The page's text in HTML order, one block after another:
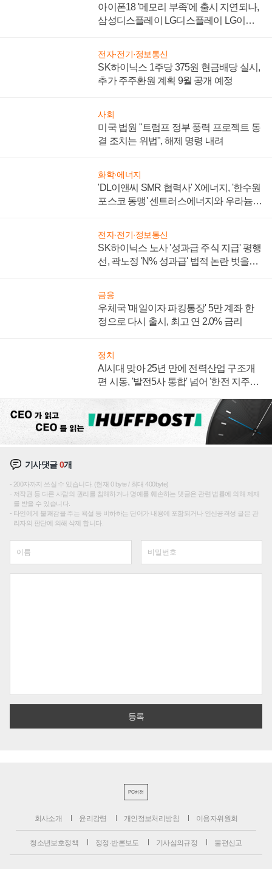
아이폰18 '메모리 부족'에 출시 지연되나,
삼성디스플레이 LG디스플레이 LG이노
전자·전기·정보통신
SK하이닉스 1주당 375원 현금배당 실시,
추가 주주환원 계획 9월 공개 예정
사회
미국 법원 "트럼프 정부 풍력 프로젝트 동
결 조치는 위법", 해제 명령 내려
화학·에너지
'DL이앤씨 SMR 협력사' X에너지, '한수원
포스코 동맹' 센트러스에너지와 우라늄
전자·전기·정보통신
SK하이닉스 노사 '성과급 주식 지급' 평행
선, 곽노정 'N% 성과급' 법적 논란 벗을지
금융
우체국 '매일이자 파킹통장' 5만 계좌 한
정으로 다시 출시, 최고 연 2.0% 금리
정치
AI시대 맞아 25년 만에 전력산업 구조개
편 시동, '발전5사 통합' 넘어 '한전 지주사'
기사댓글0개
200자까지 쓰실 수 있습니다. (현재 0 byte / 최대 400byte)
저작권 등 다른 사람의 권리를 침해하거나 명예를 훼손하는 댓글은 관련 법률에 의해 제재
를 받을 수 있습니다.
타인에게 불쾌감을 주는 욕설 등 비하하는 단어가 내용에 포함되거나 인신공격성 글은 관
리자의 판단에 의해 삭제 합니다.
PC버전
회사소개 윤리강령 개인정보처리방침 이용자위원회
청소년보호정책 정정·반론보도 기사심의규정 불편신고